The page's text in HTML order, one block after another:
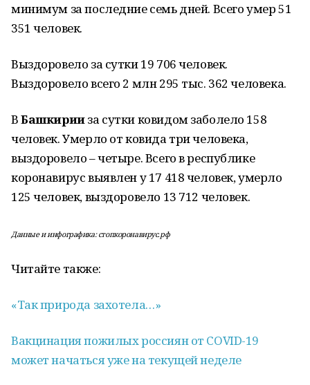
минимум за последние семь дней. Всего умер 51
351 человек.
Выздоровело за сутки 19 706 человек.
Выздоровело всего 2 млн 295 тыс. 362 человека.
ВБашкирииза сутки ковидом заболело 158
человек. Умерло от ковида три человека,
выздоровело – четыре. Всего в республике
коронавирус выявлен у 17 418 человек, умерло
125 человек, выздоровело 13 712 человек.
Данные и инфографика: стопкоронавирус.рф
Читайте также:
«Так природа захотела…»
Вакцинация пожилых россиян от COVID-19
может начаться уже на текущей неделе